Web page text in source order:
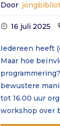
Door
16 juli 2025
Iedereen heeft
Maar hoe
bewustere
tot 16.00 uur
workshop over